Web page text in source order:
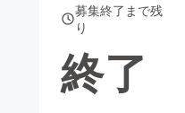
募集終了まで残
り
終了